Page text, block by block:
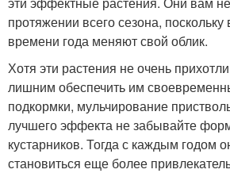
протяжении всего сезона, поскольку
времени года меняют свой облик.
Хотя эти растения не очень
лишним обеспечить им
подкормки, мульчирование
лучшего эффекта не забывайте
кустарников. Тогда с каждым годом
становиться еще более